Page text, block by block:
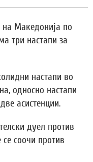
на Македонија по
три настапи за
настапи во
односно настапи
асистенции.
дуел против
соочи против